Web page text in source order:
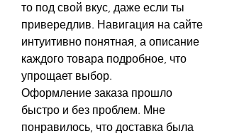
то под свой вкус, даже если ты
привередлив. Навигация на сайте
интуитивно понятная, а описание
каждого товара подробное, что
упрощает выбор.
Оформление заказа прошло
быстро и без проблем. Мне
понравилось, что доставка была